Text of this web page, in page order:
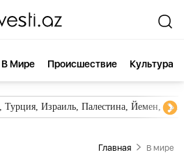
В Мире Происшествие Культура
Турция, Израиль, Палестина, Йемен,
Главная В мире